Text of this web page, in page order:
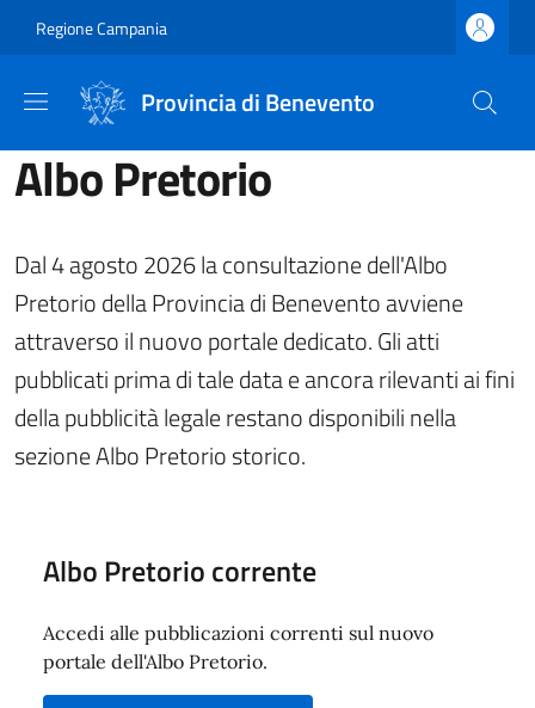
Regione Campania
Provincia di Benevento
Albo Pretorio
Dal 4 agosto 2026 la consultazione dell'Albo
Pretorio della Provincia di Benevento avviene
attraverso il nuovo portale dedicato. Gli atti
pubblicati prima di tale data e ancora rilevanti ai fini
della pubblicità legale restano disponibili nella
sezione Albo Pretorio storico.
Albo Pretorio corrente
Accedi alle pubblicazioni correnti sul nuovo
portale dell'Albo Pretorio.